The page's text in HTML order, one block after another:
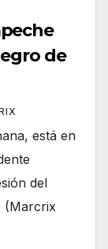
de
está en
del
(Marcrix